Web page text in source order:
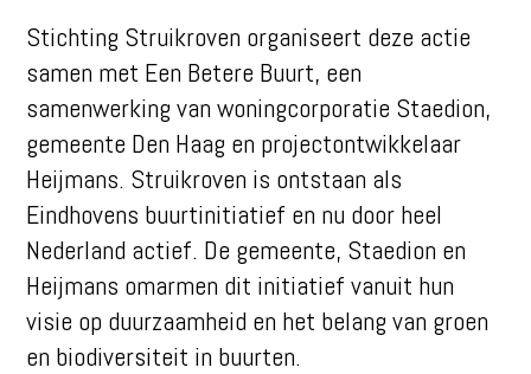
Stichting Struikroven organiseert deze actie
samen met Een Betere Buurt, een
samenwerking van woningcorporatie Staedion,
gemeente Den Haag en projectontwikkelaar
Heijmans. Struikroven is ontstaan als
Eindhovens buurtinitiatief en nu door heel
Nederland actief. De gemeente, Staedion en
Heijmans omarmen dit initiatief vanuit hun
visie op duurzaamheid en het belang van groen
en biodiversiteit in buurten.